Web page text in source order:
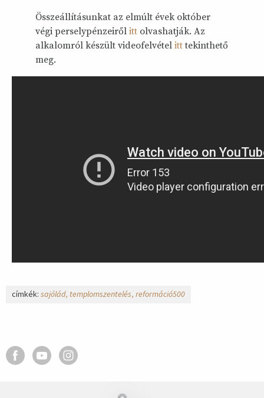
Összeállításunkat az elmúlt évek október
végi perselypénzeiről itt olvashatják. Az
alkalomról készült videofelvétel itttekinthető
meg.
címkék: sajólád templomszentelés reformáció500